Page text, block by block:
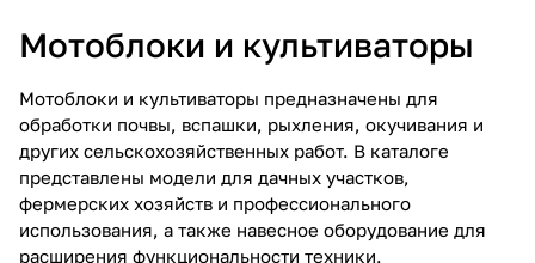
Мотоблоки и культиваторы
Мотоблоки и культиваторы предназначены для
обработки почвы, вспашки, рыхления, окучивания и
других сельскохозяйственных работ. В каталоге
представлены модели для дачных участков,
фермерских хозяйств и профессионального
использования, а также навесное оборудование для
расширения функциональности техники.